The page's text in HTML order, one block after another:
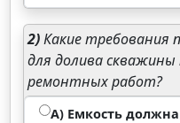
2)Какие требования
для долива
ремонтных работ?
А) Емкость